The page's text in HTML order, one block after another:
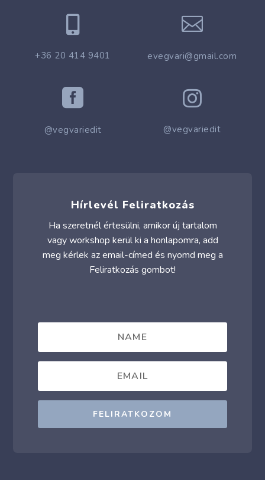

+36 20 414 9401

evegvari@gmail.com

@vegvariedit

@vegvariedit
Hírlevél Feliratkozás
Ha szeretnél értesülni, amikor új tartalom
vagy workshop kerül ki a honlapomra, add
meg kérlek az email-címed és nyomd meg a
Feliratkozás gombot!
FELIRATKOZOM